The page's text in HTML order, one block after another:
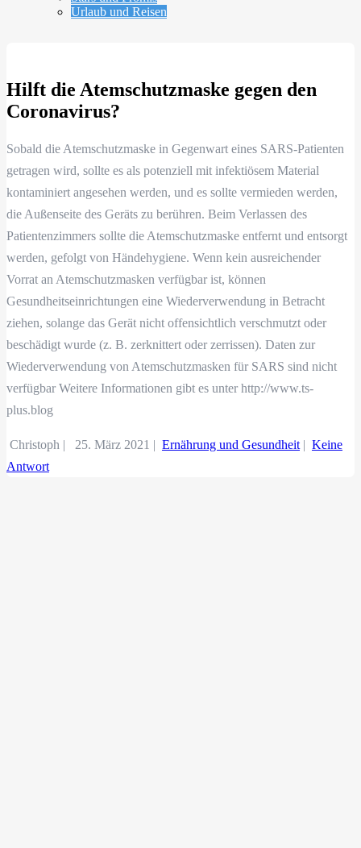
Urlaub und Reisen
Hilft die Atemschutzmaske gegen den
Coronavirus?
Sobald die Atemschutzmaske in Gegenwart eines SARS-Patienten
getragen wird, sollte es als potenziell mit infektiösem Material
kontaminiert angesehen werden, und es sollte vermieden werden,
die Außenseite des Geräts zu berühren. Beim Verlassen des
Patientenzimmers sollte die Atemschutzmaske entfernt und entsorgt
werden, gefolgt von Händehygiene. Wenn kein ausreichender
Vorrat an Atemschutzmasken verfügbar ist, können
Gesundheitseinrichtungen eine Wiederverwendung in Betracht
ziehen, solange das Gerät nicht offensichtlich verschmutzt oder
beschädigt wurde (z. B. zerknittert oder zerrissen). Daten zur
Wiederverwendung von Atemschutzmasken für SARS sind nicht
verfügbar Weitere Informationen gibt es unter http://www.ts-
plus.blog
Christoph | 25. März 2021 | Ernährung und Gesundheit| Keine
Antwort